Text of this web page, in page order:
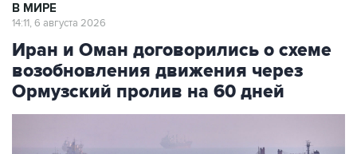
В МИРЕ
14:11, 6 августа 2026
Иран и Оман договорились о схеме
возобновления движения через
Ормузский пролив на 60 дней